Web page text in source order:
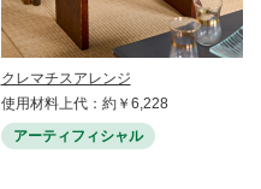
クレマチスアレンジ
使用材料上代：約￥6,228
アーティフィシャル